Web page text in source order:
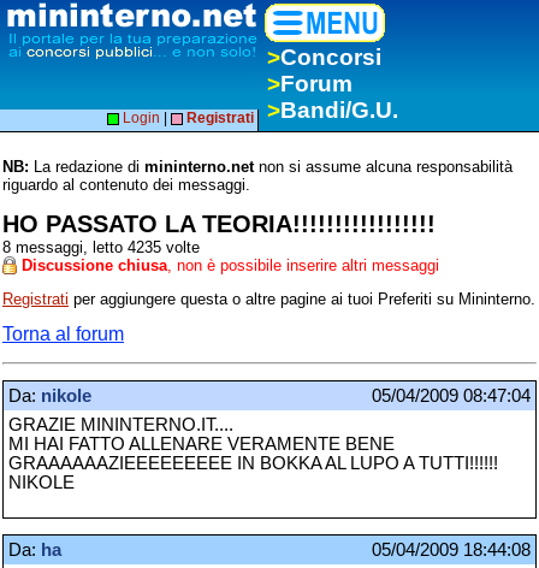
>Concorsi
>Forum
>Bandi/G.U.
Login Registrati
NB: La redazione di mininterno.netnon si assume alcuna responsabilità
riguardo al contenuto dei messaggi.
HO PASSATO LA TEORIA!!!!!!!!!!!!!!!!!
8 messaggi, letto 4235 volte
Discussione chiusa , non è possibile inserire altri messaggi
Registrati per aggiungere questa o altre pagine ai tuoi Preferiti su Mininterno.
Torna al forum
Da: nikole
05/04/2009 08:47:04
GRAZIE MININTERNO.IT....
MI HAI FATTO ALLENARE VERAMENTE BENE
GRAAAAAAZIEEEEEEEEE IN BOKKA AL LUPO A TUTTI!!!!!!
NIKOLE
Da: ha
05/04/2009 18:44:08